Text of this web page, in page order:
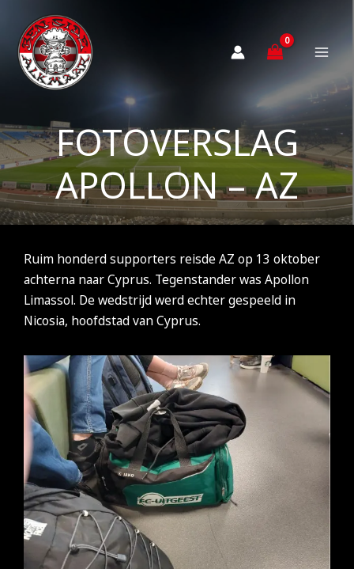
naar
inhoud
FOTOVERSLAG
APOLLON – AZ
Ruim honderd supporters reisde AZ op 13 oktober
achterna naar Cyprus. Tegenstander was Apollon
Limassol. De wedstrijd werd echter gespeeld in
Nicosia, hoofdstad van Cyprus.